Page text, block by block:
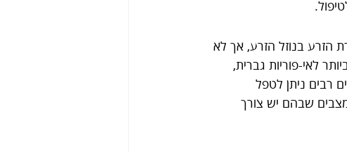
הזרע בנוזל הזרע, אך לא
לאי-פוריות גברית,
רבים ניתן לטפל
מצבים שבהם יש צורך